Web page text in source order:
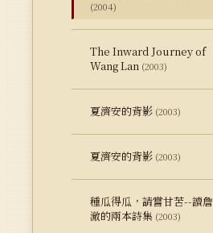
(2004)
The Inward Journey of
Wang Lan (2003)
夏濟安的背影 (2003)
夏濟安的背影 (2003)
種瓜得瓜，請嘗甘苦--讀詹
澈的兩本詩集 (2003)